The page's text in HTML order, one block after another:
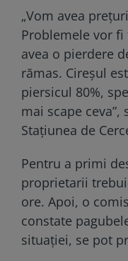
„Vom avea
Problemele vor
avea o pierdere
rămas. Cireșul
piersicul 80%,
mai scape
Stațiunea de
Pentru a primi
proprietarii
ore. Apoi, o
constate
situației, se pot